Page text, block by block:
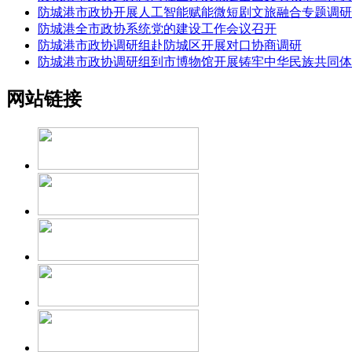
防城港市政协开展人工智能赋能微短剧文旅融合专题调研
防城港全市政协系统党的建设工作会议召开
防城港市政协调研组赴防城区开展对口协商调研
防城港市政协调研组到市博物馆开展铸牢中华民族共同
网站链接